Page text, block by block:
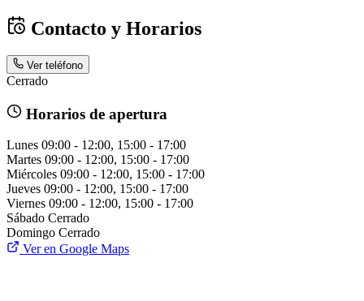
Contacto y Horarios
Ver teléfono
Cerrado
Horarios de apertura
Lunes 09:00 - 12:00, 15:00 - 17:00
Martes 09:00 - 12:00, 15:00 - 17:00
Miércoles 09:00 - 12:00, 15:00 - 17:00
Jueves 09:00 - 12:00, 15:00 - 17:00
Viernes 09:00 - 12:00, 15:00 - 17:00
Sábado Cerrado
Domingo Cerrado
Ver en Google Maps